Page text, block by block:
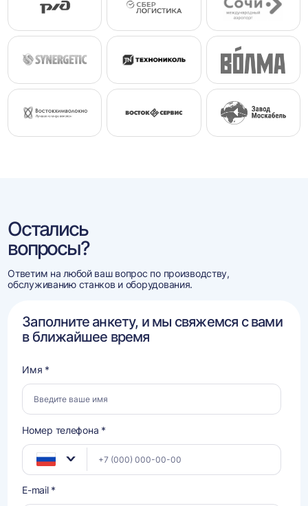
Остались
вопросы?
Ответим на любой ваш вопрос по производству,
обслуживанию станков и оборудования.
Заполните анкету, и мы свяжемся с вами
в ближайшее время
Имя *
Номер телефона *
E-mail *